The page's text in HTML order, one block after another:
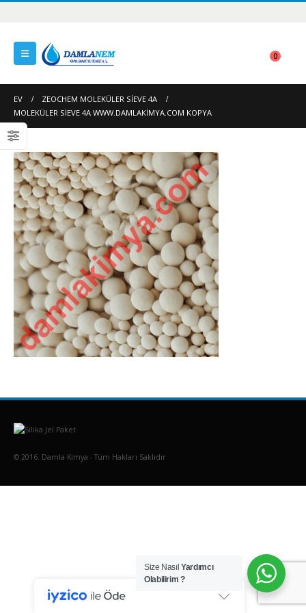
0
EV
ZEOCHEM MOLEKÜLER SIEVE 4A
MOLEKÜLER SIEVE 4A WWW.DAMLAKIMYA.COM KOPYA
© 2016. Damla Kimya - Tüm Hakları Saklıdır
Size NasılYardımcı
Olabilirim ?